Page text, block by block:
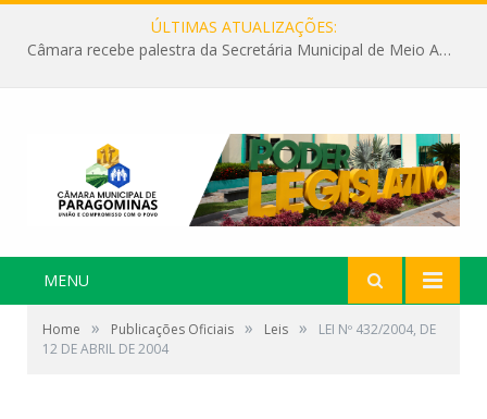
ÚLTIMAS ATUALIZAÇÕES:
Câmara recebe palestra da Secretária Municipal de Meio Ambiente sobre as ações da “SEMANA DO MEIO AMBIENTE”
MENU
Home » Publicações Oficiais » Leis »
LEI Nº 432/2004, DE
12 DE ABRIL DE 2004